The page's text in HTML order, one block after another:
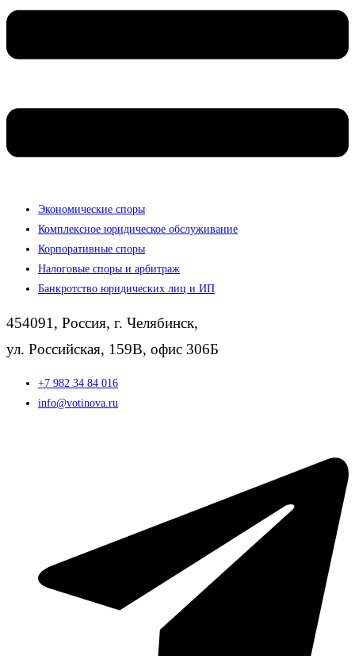
Экономические споры
Комплексное юридическое обслуживание
Корпоративные споры
Налоговые споры и арбитраж
Банкротство юридических лиц и ИП
454091, Россия, г. Челябинск,
ул. Российская, 159В, офис 306Б
+7 982 34 84 016
info@votinova.ru